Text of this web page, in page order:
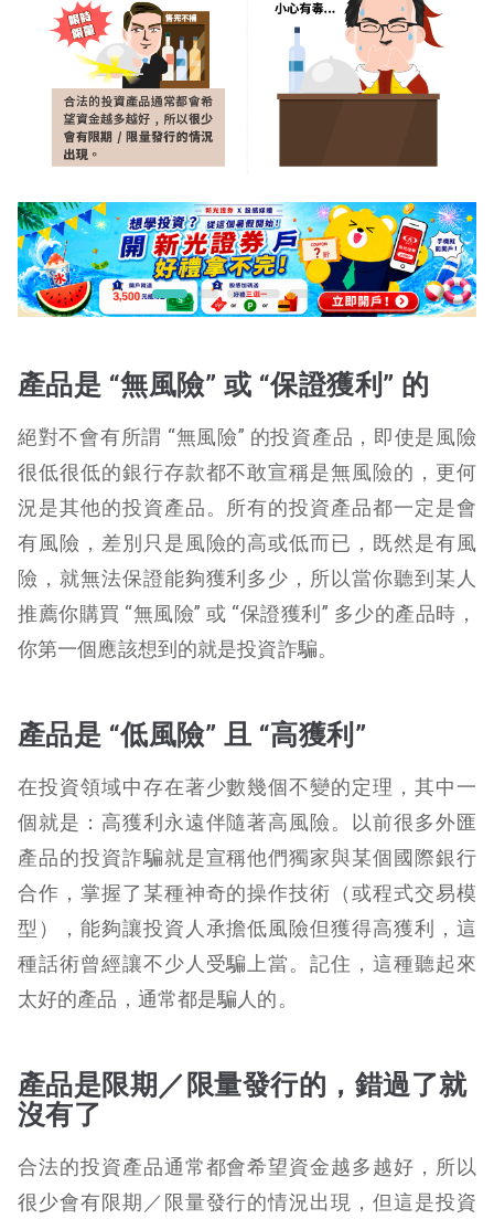
產品是 “無風險” 或 “保證獲利” 的
絕對不會有所謂 “無風險” 的投資產品，即使是風險
很低很低的銀行存款都不敢宣稱是無風險的，更何
況是其他的投資產品。所有的投資產品都一定是會
有風險，差別只是風險的高或低而已，既然是有風
險，就無法保證能夠獲利多少，所以當你聽到某人
推薦你購買 “無風險” 或 “保證獲利” 多少的產品時，
你第一個應該想到的就是投資詐騙。
產品是 “低風險” 且 “高獲利”
在投資領域中存在著少數幾個不變的定理，其中一
個就是：高獲利永遠伴隨著高風險。以前很多外匯
產品的投資詐騙就是宣稱他們獨家與某個國際銀行
合作，掌握了某種神奇的操作技術（或程式交易模
型），能夠讓投資人承擔低風險但獲得高獲利，這
種話術曾經讓不少人受騙上當。記住，這種聽起來
太好的產品，通常都是騙人的。
產品是限期／限量發行的，錯過了就
沒有了
合法的投資產品通常都會希望資金越多越好，所以
很少會有限期／限量發行的情況出現，但這是投資